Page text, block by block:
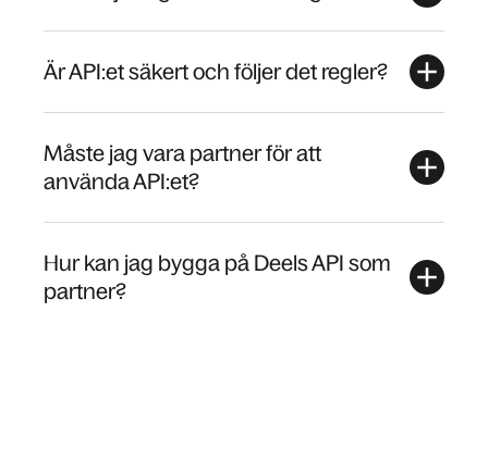
Är API:et säkert och följer det regler?
Måste jag vara partner för att
använda API:et?
Hur kan jag bygga på Deels API som
partner?